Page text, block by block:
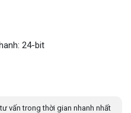
24-bit
vấn trong thời gian nhanh nhất